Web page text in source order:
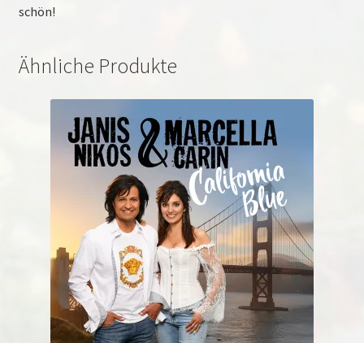
schön!
Ähnliche Produkte